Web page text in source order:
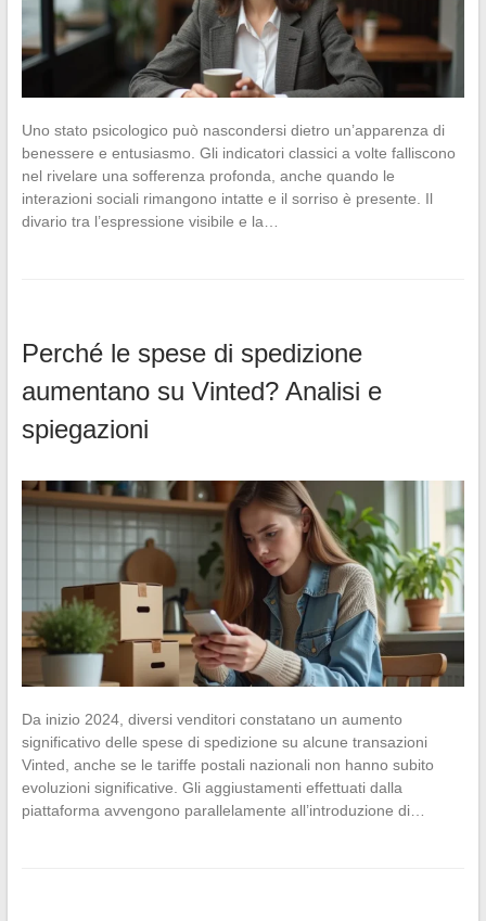
Uno stato psicologico può nascondersi dietro un’apparenza di
benessere e entusiasmo. Gli indicatori classici a volte falliscono
nel rivelare una sofferenza profonda, anche quando le
interazioni sociali rimangono intatte e il sorriso è presente. Il
divario tra l’espressione visibile e la…
Perché le spese di spedizione
aumentano su Vinted? Analisi e
spiegazioni
Da inizio 2024, diversi venditori constatano un aumento
significativo delle spese di spedizione su alcune transazioni
Vinted, anche se le tariffe postali nazionali non hanno subito
evoluzioni significative. Gli aggiustamenti effettuati dalla
piattaforma avvengono parallelamente all’introduzione di…